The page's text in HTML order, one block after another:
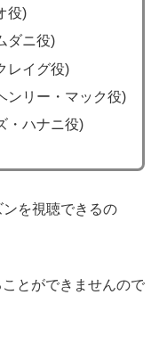
役)
ダニ役)
レイグ役)
ンリー・マック役)
・ハナニ役)
ンを視聴できるの
とができませんので